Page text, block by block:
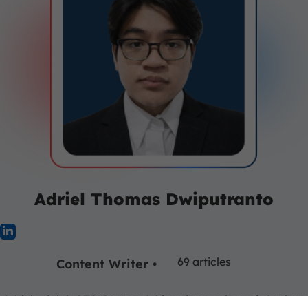
Adriel Thomas Dwiputranto
Content Writer • 69 articles